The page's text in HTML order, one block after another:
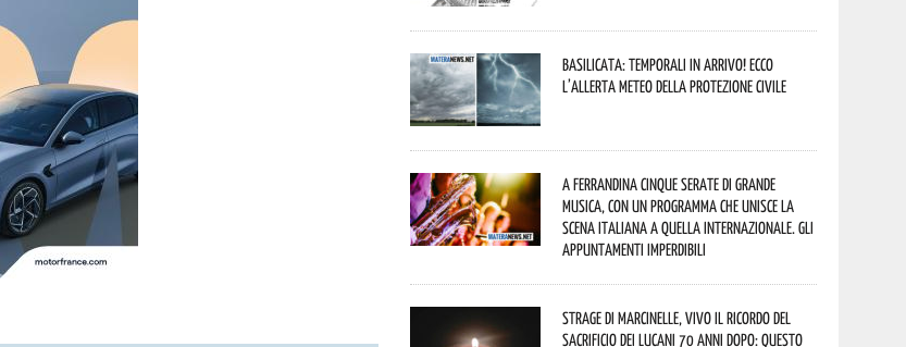
Basilicata: temporali in arrivo! Ecco
l’allerta meteo della Protezione civile
A Ferrandina cinque serate di grande
musica, con un programma che unisce la
scena italiana a quella internazionale. Gli
appuntamenti imperdibili
Strage di Marcinelle, vivo il ricordo del
sacrificio dei lucani 70 anni dopo: questo